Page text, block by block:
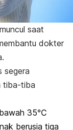
saat
dokter
segera
tiba-tiba
35℃
berusia tiga